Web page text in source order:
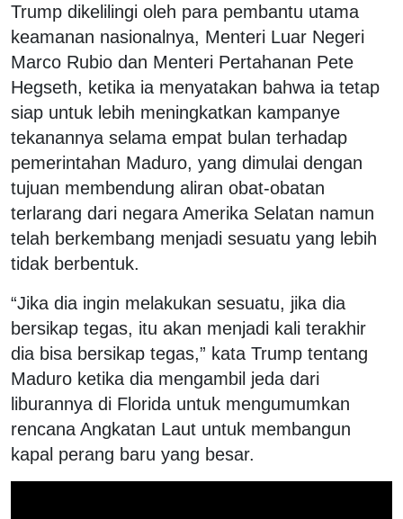
Trump dikelilingi oleh para pembantu utama
keamanan nasionalnya, Menteri Luar Negeri
Marco Rubio dan Menteri Pertahanan Pete
Hegseth, ketika ia menyatakan bahwa ia tetap
siap untuk lebih meningkatkan kampanye
tekanannya selama empat bulan terhadap
pemerintahan Maduro, yang dimulai dengan
tujuan membendung aliran obat-obatan
terlarang dari negara Amerika Selatan namun
telah berkembang menjadi sesuatu yang lebih
tidak berbentuk.
“Jika dia ingin melakukan sesuatu, jika dia
bersikap tegas, itu akan menjadi kali terakhir
dia bisa bersikap tegas,” kata Trump tentang
Maduro ketika dia mengambil jeda dari
liburannya di Florida untuk mengumumkan
rencana Angkatan Laut untuk membangun
kapal perang baru yang besar.